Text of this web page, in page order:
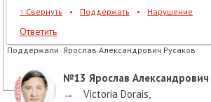
↑ Свернуть • Поддержать • Нарушение
Ответить
Поддержали: Ярослав Александрович Русаков
№13 Ярослав Александрович
→
Victoria Dorais